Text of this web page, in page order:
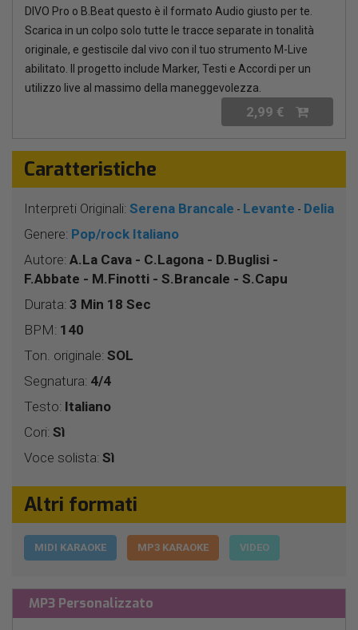
DIVO Pro o B.Beat questo è il formato Audio giusto per te.
Scarica in un colpo solo tutte le tracce separate in tonalità
originale, e gestiscile dal vivo con il tuo strumento M-Live
abilitato. Il progetto include Marker, Testi e Accordi per un
utilizzo live al massimo della maneggevolezza.
2,99 €
Caratteristiche
Interpreti Originali: Serena Brancale - Levante - Delia
Genere: Pop/rock Italiano
Autore: A.La Cava - C.Lagona - D.Buglisi -
F.Abbate - M.Finotti - S.Brancale - S.Capu
Durata: 3 Min 18 Sec
BPM: 140
Ton. originale: SOL
Segnatura: 4/4
Testo: Italiano
Cori: Sì
Voce solista: Sì
Altri formati
MIDI KARAOKE MP3 KARAOKE VIDEO
MP3 Personalizzato